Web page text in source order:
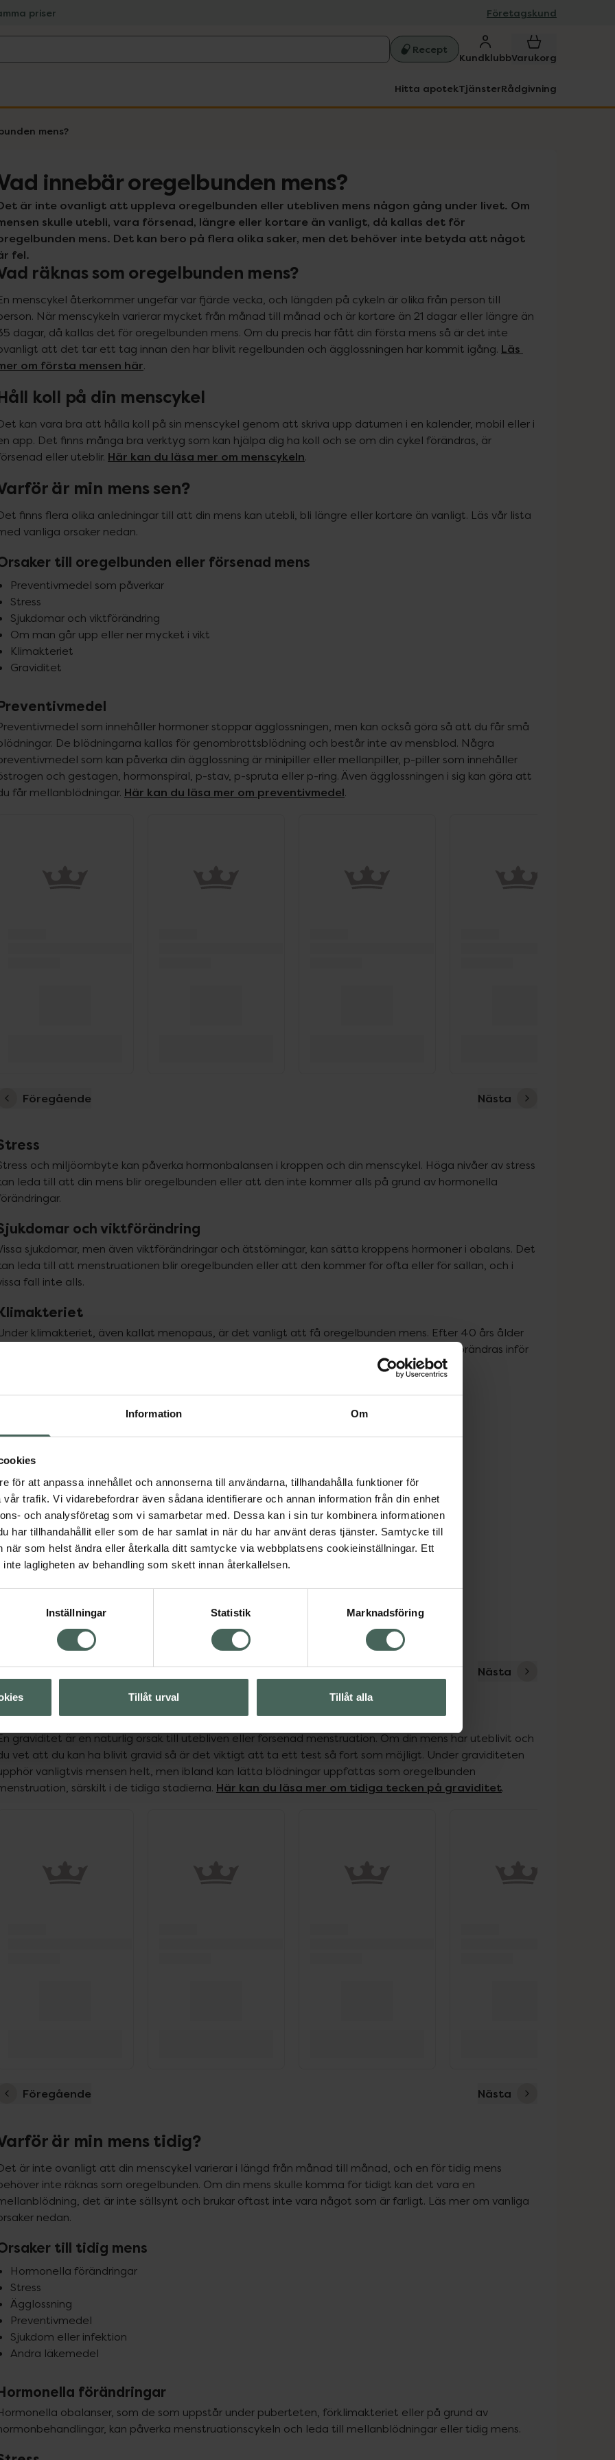
Information Om
för att anpassa innehållet och annonserna till användarna, tillhandahålla funktioner för
trafik. Vi vidarebefordrar även sådana identifierare och annan information från din enhet
och analysföretag som vi samarbetar med. Dessa kan i sin tur kombinera informationen
har tillhandahållit eller som de har samlat in när du har använt deras tjänster. Samtycke till
när som helst ändra eller återkalla ditt samtycke via webbplatsens cookieinställningar. Ett
lagligheten av behandling som skett innan återkallelsen.
Inställningar Statistik Marknadsföring
Tillåt urval Tillåt alla
priser Företagskund
Recept
KundklubbVarukorg
Hitta apotekTjänsterRådgivning
mens?
innebär oregelbunden mens?
är inte ovanligt att uppleva oregelbunden eller utebliven mens någon gång under livet. Om
skulle utebli, vara försenad, längre eller kortare än vanligt, då kallas det för
mens. Det kan bero på flera olika saker, men det behöver inte betyda att något
fel.
räknas som oregelbunden mens?
menscykel återkommer ungefär var fjärde vecka, och längden på cykeln är olika från person till
När menscykeln varierar mycket från månad till månad och är kortare än 21 dagar eller längre än
dagar, då kallas det för oregelbunden mens. Om du precis har fått din första mens så är det inte
att det tar ett tag innan den har blivit regelbunden och ägglossningen har kommit igång. Läs
om första mensen här.
koll på din menscykel
kan vara bra att hålla koll på sin menscykel genom att skriva upp datumen i en kalender, mobil eller i
app. Det finns många bra verktyg som kan hjälpa dig ha koll och se om din cykel förändras, är
eller uteblir. Här kan du läsa mer om menscykeln.
är min mens sen?
finns flera olika anledningar till att din mens kan utebli, bli längre eller kortare än vanligt. Läs vår lista
vanliga orsaker nedan.
till oregelbunden eller försenad mens
Preventivmedel som påverkar
Stress
Sjukdomar och viktförändring
Om man går upp eller ner mycket i vikt
Klimakteriet
Graviditet
som innehåller hormoner stoppar ägglossningen, men kan också göra så att du får små
De blödningarna kallas för genombrottsblödning och består inte av mensblod. Några
som kan påverka din ägglossning är minipiller eller mellanpiller, p-piller som innehåller
och gestagen, hormonspiral, p-stav, p-spruta eller p-ring. Även ägglossningen i sig kan göra att
får mellanblödningar. Här kan du läsa mer om preventivmedel.
Föregående Nästa
och miljöombyte kan påverka hormonbalansen i kroppen och din menscykel. Höga nivåer av stress
leda till att din mens blir oregelbunden eller att den inte kommer alls på grund av hormonella
och viktförändring
sjukdomar, men även viktförändringar och ätstörningar, kan sätta kroppens hormoner i obalans. Det
leda till att menstruationen blir oregelbunden eller att den kommer för ofta eller för sällan, och i
fall inte alls.
klimakteriet, även kallat menopaus, är det vanligt att få oregelbunden mens. Efter 40 års ålder
produktionen av östrogen och progesteron minska och hormonbalansen i kroppen förändras inför
Lista: . Innehåller 3 objekt.
över Lista
Föregående Nästa
graviditet är en naturlig orsak till utebliven eller försenad menstruation. Om din mens har uteblivit och
vet att du kan ha blivit gravid så är det viktigt att ta ett test så fort som möjligt. Under graviditeten
vanligtvis mensen helt, men ibland kan lätta blödningar uppfattas som oregelbunden
särskilt i de tidiga stadierna. Här kan du läsa mer om tidiga tecken på graviditet.
Föregående Nästa
är min mens tidig?
är inte ovanligt att din menscykel varierar i längd från månad till månad, och en för tidig mens
inte räknas som oregelbunden. Om din mens skulle komma för tidigt kan det vara en
det är inte sällsynt och brukar oftast inte vara något som är farligt. Läs mer om vanliga
nedan.
till tidig mens
Hormonella förändringar
Stress
Ägglossning
Preventivmedel
Sjukdom eller infektion
Andra läkemedel
förändringar
obalanser, som de som uppstår under puberteten, förklimakteriet eller på grund av
kan påverka menstruationscykeln och leda till mellanblödningar eller tidig mens.